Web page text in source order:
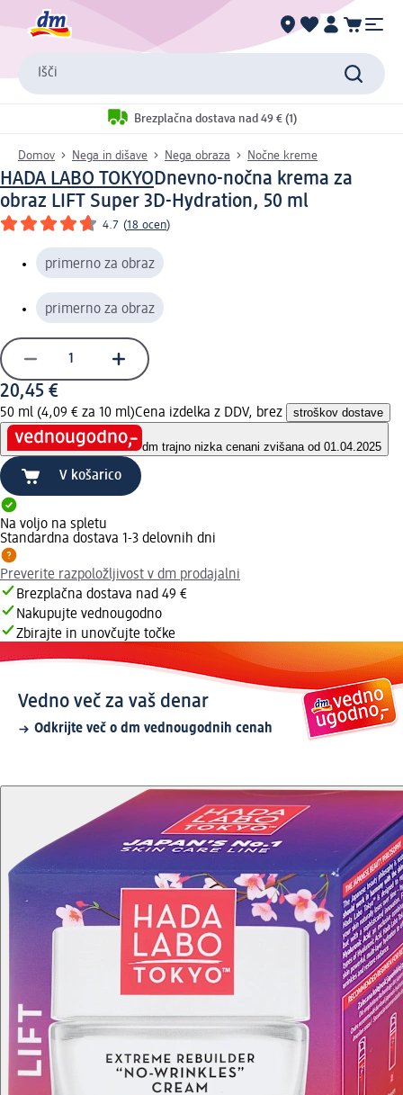
Išči
Brezplačna dostava nad 49 € (1)
Domov Nega in dišave Nega obraza Nočne kreme
HADA LABO TOKYODnevno-nočna krema za
obraz LIFT Super 3D-Hydration, 50 ml
4.7 (18 ocen)
primerno za obraz
primerno za obraz
20,45 €
50 ml (4,09 € za 10 ml)Cena izdelka z DDV, brez stroškov dostave
dm trajno nizka cenani zvišana od 01.04.2025
V košarico
Na voljo na spletu
Standardna dostava 1-3 delovnih dni
Preverite razpoložljivost v dm prodajalni
Brezplačna dostava nad 49 €
Nakupujte vednougodno
Zbirajte in unovčujte točke
Vedno več za vaš denar
Odkrijte več o dm vednougodnih cenah